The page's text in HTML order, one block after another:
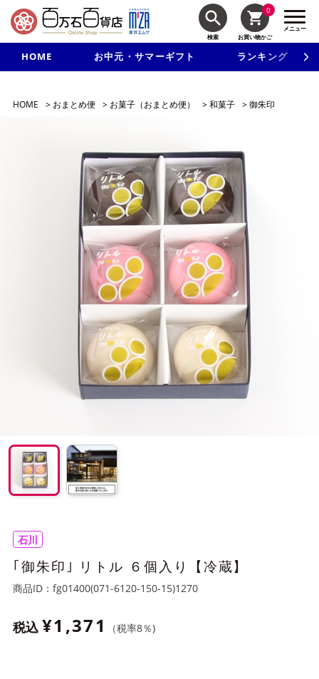
検索
0
お買い物かご
メニュー
HOME お中元・サマーギフト ランキング
新規入会で3千円以上で使える500円クーポンを進呈！
HOME > おまとめ便 > お菓子（おまとめ便） >和菓子 >御朱印
石川
｢御朱印｣ リトル ６個入り【冷蔵】
商品ID： fg01400(071-6120-150-15)1270
税込 ¥1,371 （税率8％)